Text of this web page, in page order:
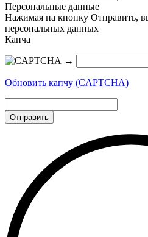
Персональные данные
Нажимая на кнопку Отправить,
персональных данных
Капча
→
Обновить капчу (CAPTCHA)
Отправить